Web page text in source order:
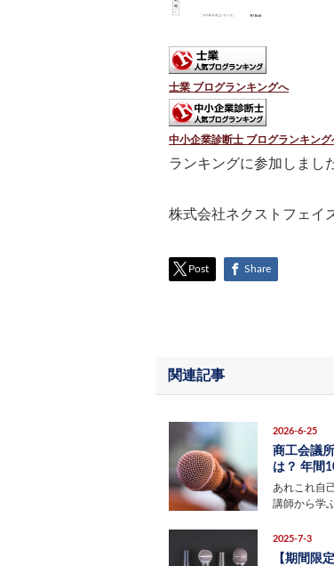
士業 ブログランキングへ
中小企業診断士 ブログランキング
ランキングに参加しまし
株式会社ネクストフェ
Post Share
関連記事
2026-6-25
商工会議
は？ 年間
あれこれ自
講師から学
2025-7-3
【期間限